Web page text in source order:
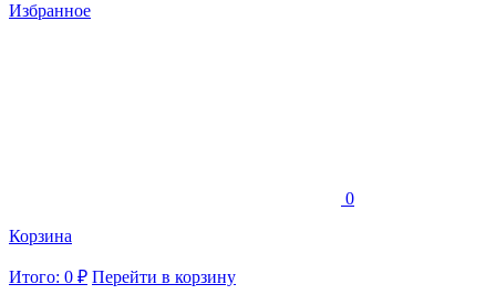
Избранное
0
Корзина
Итого: 0 ₽ Перейти в корзину